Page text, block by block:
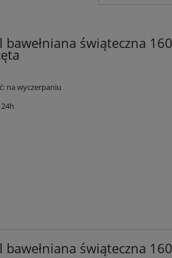
bawełniana świąteczna
na wyczerpaniu
24h
bawełniana świąteczna